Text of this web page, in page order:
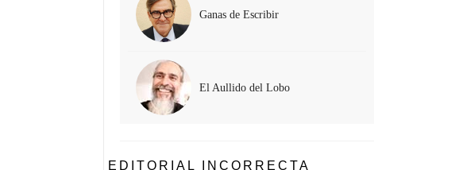
Ganas de Escribir
El Aullido del Lobo
EDITORIAL INCORRECTA